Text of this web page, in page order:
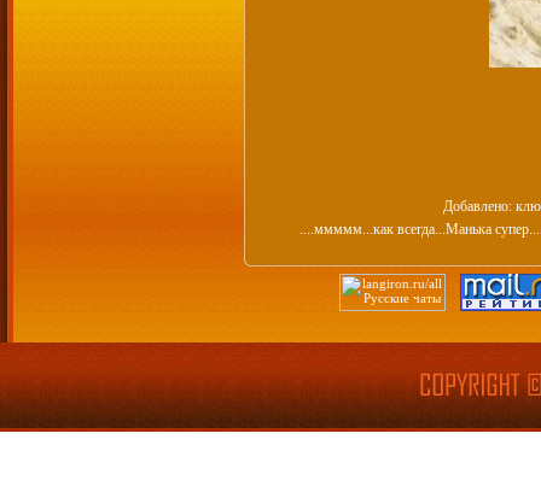
Добавлено:
....ммммм...как всегда...Манька